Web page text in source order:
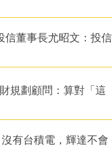
信董事長尤昭文：投信
規劃顧問：算對「這
有台積電，輝達不會